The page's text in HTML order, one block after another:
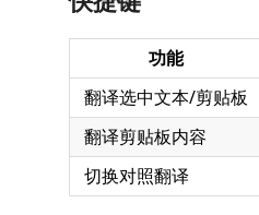
功能
翻译选中文本/剪贴板
翻译剪贴板内容
切换对照翻译